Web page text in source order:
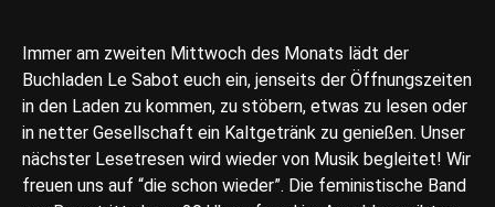
Immer am zweiten Mittwoch des Monats lädt der
Buchladen Le Sabot euch ein, jenseits der Öffnungszeiten
in den Laden zu kommen, zu stöbern, etwas zu lesen oder
in netter Gesellschaft ein Kaltgetränk zu genießen. Unser
nächster Lesetresen wird wieder von Musik begleitet! Wir
freuen uns auf “die schon wieder”. Die feministische Band